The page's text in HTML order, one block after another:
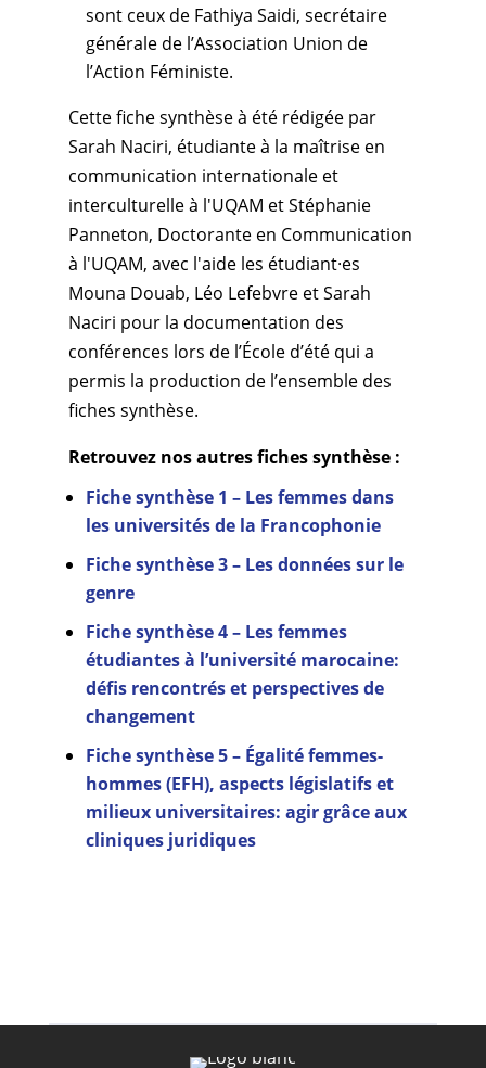
sont ceux de Fathiya Saidi, secrétaire
générale de l’Association Union de
l’Action Féministe.
Cette fiche synthèse à été rédigée par
Sarah Naciri, étudiante à la maîtrise en
communication internationale et
interculturelle à l'UQAM et Stéphanie
Panneton, Doctorante en Communication
à l'UQAM, avec l'aide les étudiant·es
Mouna Douab, Léo Lefebvre et Sarah
Naciri pour la documentation des
conférences lors de l’École d’été qui a
permis la production de l’ensemble des
fiches synthèse.
Retrouvez nos autres fiches synthèse :
Fiche synthèse 1 – Les femmes dans
les universités de la Francophonie
Fiche synthèse 3 – Les données sur le
genre
Fiche synthèse 4 – Les femmes
étudiantes à l’université marocaine:
défis rencontrés et perspectives de
changement
Fiche synthèse 5 – Égalité femmes-
hommes (EFH), aspects législatifs et
milieux universitaires: agir grâce aux
cliniques juridiques